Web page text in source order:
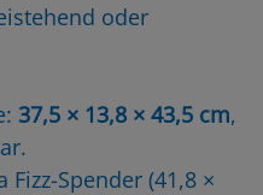
oder
37,5 × 13,8 × 43,5 cm,
Spender (41,8 ×